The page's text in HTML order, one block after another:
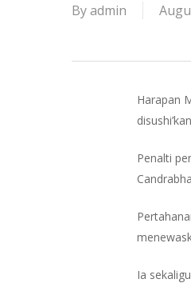
Byadmin
Harapan
Penalti
Ia